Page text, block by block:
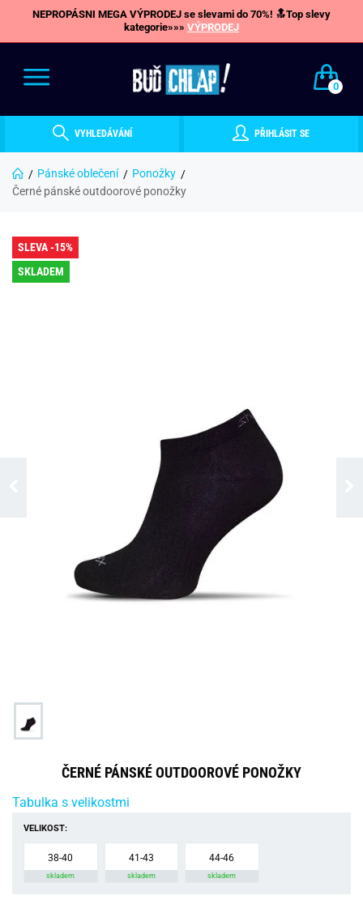
NEPROPÁSNI MEGA VÝPRODEJ se slevami do 70%! 🔝Top slevy
kategorie»»» VÝPRODEJ
0
VYHLEDÁVÁNÍ PŘIHLÁSIT SE
Pánské oblečení
Ponožky
Černé pánské outdoorové ponožky
SLEVA -15%
SKLADEM
ČERNÉ PÁNSKÉ OUTDOOROVÉ PONOŽKY
Tabulka s velikostmi
VELIKOST:
38-40
skladem
41-43
skladem
44-46
skladem